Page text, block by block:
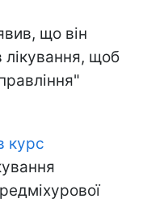
що він
лікування, щоб
курс